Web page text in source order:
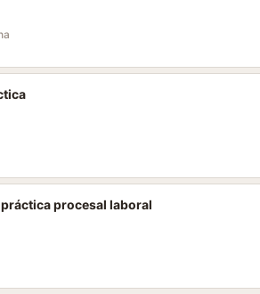
procesal laboral